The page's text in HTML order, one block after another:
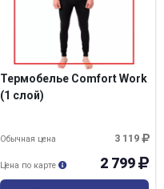
Термобелье Comfort Work
(1 слой)
3 119
Обычная цена
2 799
Цена по карте